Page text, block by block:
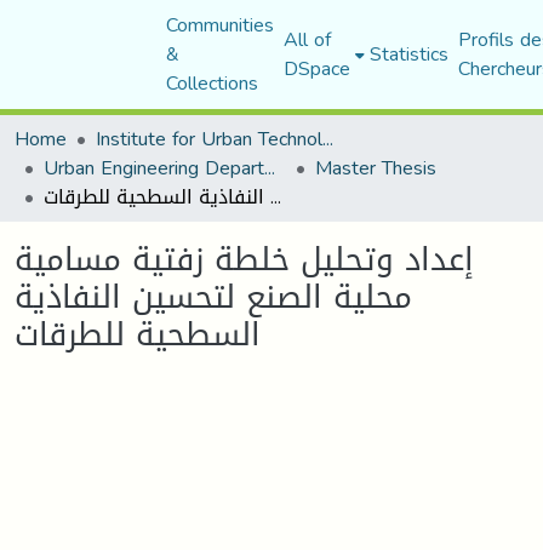
Communities
&
Collections
All of
DSpace Statistics Profils
Home
Institute for Urban Technology Management
Urban Engineering Department Master Thesis
إعداد وتحليل خلطة زفتية مسامية محلية الصنع لتحسين النفاذية السطحية للطرقات
إعداد وتحليل خلطة زفتية مسامية
محلية الصنع لتحسين النفاذية
السطحية للطرقات